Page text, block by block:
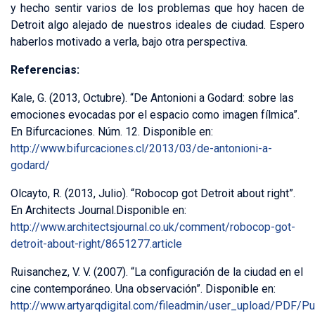
y hecho sentir varios de los problemas que hoy hacen de
Detroit algo alejado de nuestros ideales de ciudad. Espero
haberlos motivado a verla, bajo otra perspectiva.
Referencias:
Kale, G. (2013, Octubre). “De Antonioni a Godard: sobre las
emociones evocadas por el espacio como imagen fílmica”.
En Bifurcaciones. Núm. 12. Disponible en:
http://www.bifurcaciones.cl/2013/03/de-antonioni-a-
godard/
Olcayto, R. (2013, Julio). “Robocop got Detroit about right”.
En Architects Journal.Disponible en:
http://www.architectsjournal.co.uk/comment/robocop-got-
detroit-about-right/8651277.article
Ruisanchez, V. V. (2007). “La configuración de la ciudad en el
cine contemporáneo. Una observación”. Disponible en:
http://www.artyarqdigital.com/fileadmin/user_upload/PDF/